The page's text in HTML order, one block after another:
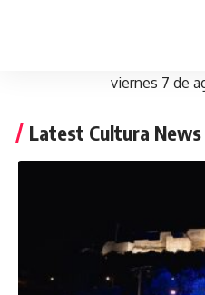
viernes 7 de
Latest Cultura News